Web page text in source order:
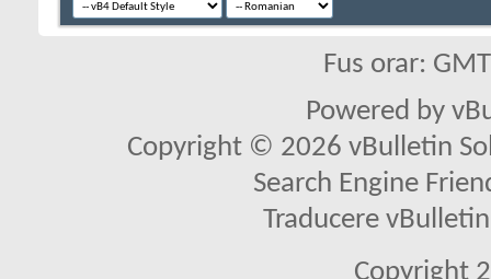
Fus orar:
Powered by
Copyright © 2026 vBulletin
Search Engine
Traducere
Copyright